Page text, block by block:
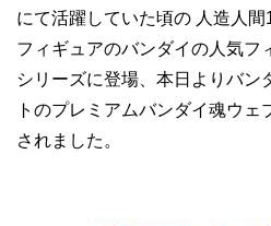
にて活躍していた頃の 人造人
フィギュアのバンダイの人気フ
シリーズに登場、本日よりバン
トのプレミアムバンダイ魂ウ
されました。